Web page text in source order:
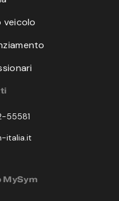
veicolo
55581
italia.it
MySym